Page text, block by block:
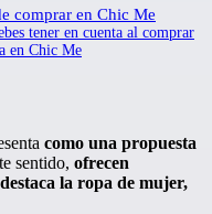
comprar en Chic Me
tener en cuenta al comprar
en Chic Me
como una propuesta
sentido, ofrecen
la ropa de mujer,